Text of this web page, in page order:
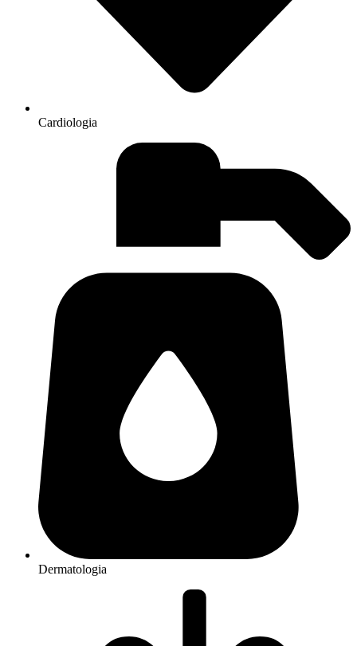
Cardiologia
Dermatologia